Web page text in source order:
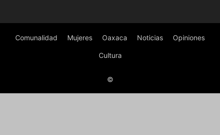
Comunalidad Mujeres Oaxaca Noticias Opiniones
Cultura
©